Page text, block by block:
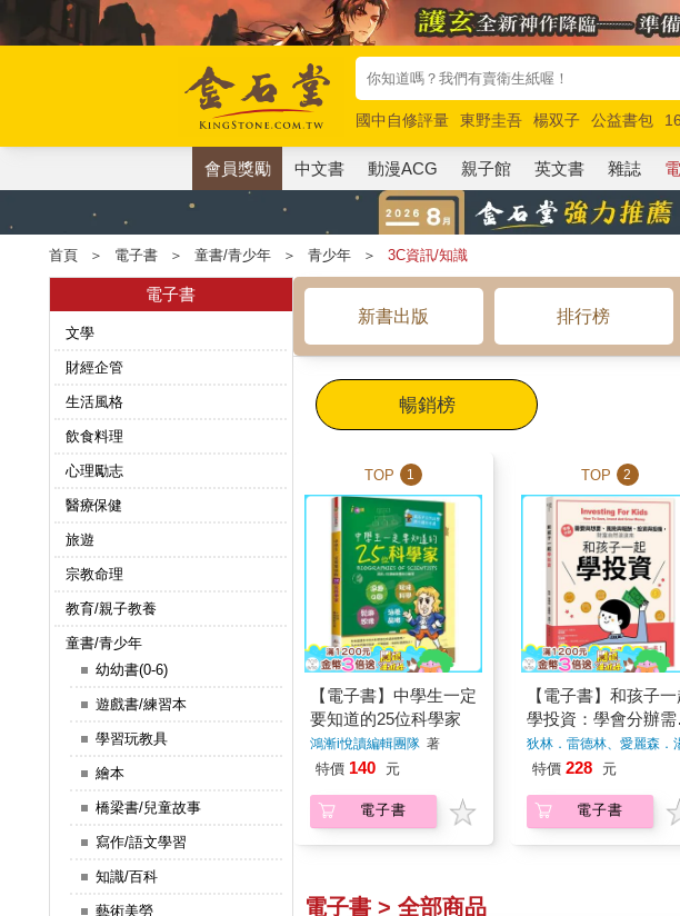
國中自修評量 東野圭吾 楊双子 公益書包
唯紅花綻放
奧德賽 路邊攤新作 馬斯克 玩
會員獎勵 中文書 動漫ACG 親子館 英文書 雜誌
首頁 ＞ 電子書 ＞ 童書/青少年 ＞ 青少年 ＞ 3C資訊/知識
電子書
文學
財經企管
生活風格
飲食料理
心理勵志
醫療保健
旅遊
宗教命理
教育/親子教養
童書/青少年
幼幼書(0-6)
遊戲書/練習本
學習玩教具
繪本
橋梁書/兒童故事
寫作/語文學習
知識/百科
藝術美勞
新書出版 排行榜
暢銷榜
TOP 1
【電子書】中學生一定
要知道的25位科學家
鴻漸i悅讀編輯團隊著
特價 140 元
電子書
TOP 2
【電子書】和孩子一
學投資：學會分辦需
與想要、風險與報酬
投資與投機，財富自
狄林．雷德林、愛麗森．
姆著
特價 228 元
電子書
電子書 > 全部商品